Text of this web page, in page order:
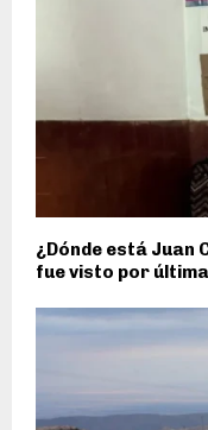
¿Dónde está Juan
fue visto por